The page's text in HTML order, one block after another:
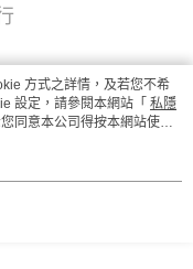
方式之詳情，及若您不希
設定，請參閱本網站「 私隱
同意本公司得按本網站使用